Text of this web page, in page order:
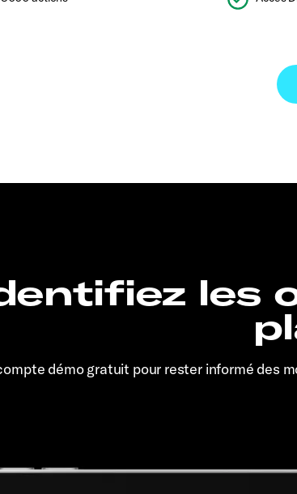
les
démo gratuit pour rester informé des